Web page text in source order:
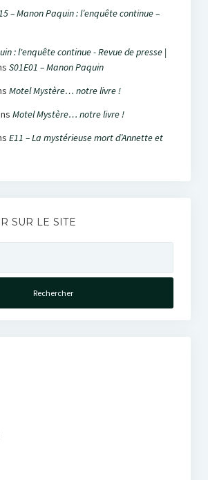
– Manon Paquin : l’enquête continue –
: l'enquête continue - Revue de presse |
S01E01 – Manon Paquin
Motel Mystère… notre livre !
Motel Mystère… notre livre !
E11 – La mystérieuse mort d’Annette et
SUR LE SITE